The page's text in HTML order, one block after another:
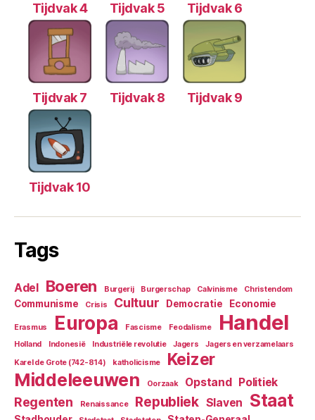
Tijdvak 4 Tijdvak 5 Tijdvak 6
Tijdvak 7 Tijdvak 8 Tijdvak 9
Tijdvak 10
Tags
Adel Boeren Burgerij Burgerschap Calvinisme Christendom
Communisme Crisis Cultuur Democratie Economie
Erasmus Europa Fascisme Feodalisme Handel
Holland Indonesië Industriële revolutie Jagers
Jagers en verzamelaars
Karel de Grote (742-814)
katholicisme Keizer
Middeleeuwen Oorzaak Opstand Politiek
Regenten Renaissance Republiek Slaven Staat